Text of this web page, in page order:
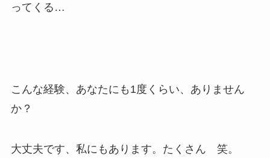
ってくる…
こんな経験、あなたにも1度くらい、ありません
か？
大丈夫です、私にもあります。たくさん 笑。